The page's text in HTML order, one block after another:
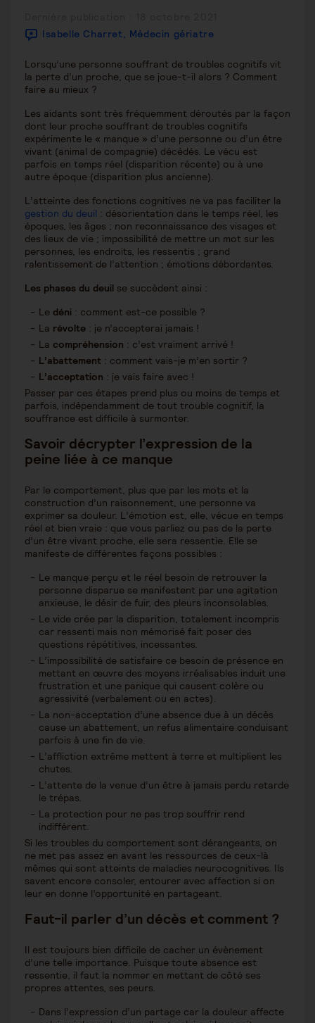
publiée :
Isabelle Charret, Médecin gériatre
Lorsqu’une personne souffrant de troubles cognitifs vit
la perte d’un proche, que se joue-t-il alors ? Comment
faire au mieux ?
Les aidants sont très fréquemment déroutés par la façon
dont leur proche souffrant de troubles cognitifs
expérimente le « manque » d’une personne ou d’un être
vivant (animal de compagnie) décédés. Le vécu est
parfois en temps réel (disparition récente) ou à une
autre époque (disparition plus ancienne).
L’atteinte des fonctions cognitives ne va pas faciliter la
gestion du deuil : désorientation dans le temps réel, les
époques, les âges ; non reconnaissance des visages et
des lieux de vie ; impossibilité de mettre un mot sur les
personnes, les endroits, les ressentis ; grand
ralentissement de l’attention ; émotions débordantes.
Les phases du deuil se succèdent ainsi :
Le déni : comment est-ce possible ?
La révolte : je n’accepterai jamais !
La compréhension : c’est vraiment arrivé !
L’abattement : comment vais-je m’en sortir ?
L’acceptation : je vais faire avec !
Passer par ces étapes prend plus ou moins de temps et
parfois, indépendamment de tout trouble cognitif, la
souffrance est difficile à surmonter.
Savoir décrypter l’expression de la
peine liée à ce manque
Par le comportement, plus que par les mots et la
construction d’un raisonnement, une personne va
exprimer sa douleur. L’émotion est, elle, vécue en temps
réel et bien vraie : que vous parliez ou pas de la perte
d’un être vivant proche, elle sera ressentie. Elle se
manifeste de différentes façons possibles :
Le manque perçu et le réel besoin de retrouver la
personne disparue se manifestent par une agitation
anxieuse, le désir de fuir, des pleurs inconsolables.
Le vide crée par la disparition, totalement incompris
car ressenti mais non mémorisé fait poser des
questions répétitives, incessantes.
L’impossibilité de satisfaire ce besoin de présence en
mettant en œuvre des moyens irréalisables induit une
frustration et une panique qui causent colère ou
agressivité (verbalement ou en actes).
La non-acceptation d’une absence due à un décès
cause un abattement, un refus alimentaire conduisant
parfois à une fin de vie.
L’affliction extrême mettent à terre et multiplient les
chutes.
L’attente de la venue d’un être à jamais perdu retarde
le trépas.
La protection pour ne pas trop souffrir rend
indifférent.
Si les troubles du comportement sont dérangeants, on
ne met pas assez en avant les ressources de ceux-là
mêmes qui sont atteints de maladies neurocognitives. Ils
savent encore consoler, entourer avec affection si on
leur en donne l’opportunité en partageant.
Faut-il parler d’un décès et comment ?
Il est toujours bien difficile de cacher un évènement
d’une telle importance. Puisque toute absence est
ressentie, il faut la nommer en mettant de côté ses
propres attentes, ses peurs.
Dans l’expression d’un partage car la douleur affecte